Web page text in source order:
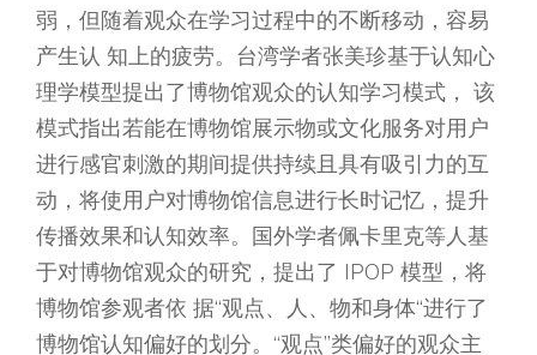
弱，但随着观众在学习过程中的不断移动，容易
产生认 知上的疲劳。台湾学者张美珍基于认知心
理学模型提出了博物馆观众的认知学习模式， 该
模式指出若能在博物馆展示物或文化服务对用户
进行感官刺激的期间提供持续且具有吸引力的互
动，将使用户对博物馆信息进行长时记忆，提升
传播效果和认知效率。国外学者佩卡里克等人基
于对博物馆观众的研究，提出了 IPOP 模型，将
博物馆参观者依 据“观点、人、物和身体“进行了
博物馆认知偏好的划分。“观点”类偏好的观众主